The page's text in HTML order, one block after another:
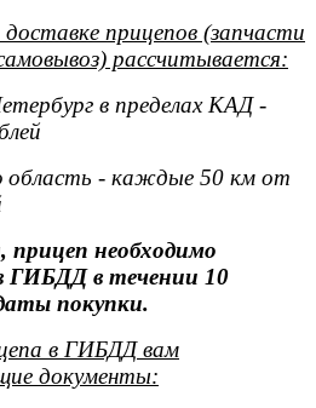
прицепов (запчасти
рассчитывается:
в пределах КАД -
область - каждые 50 км от
прицеп необходимо
ГИБДД в течении 10
покупки.
в ГИБДД вам
документы: